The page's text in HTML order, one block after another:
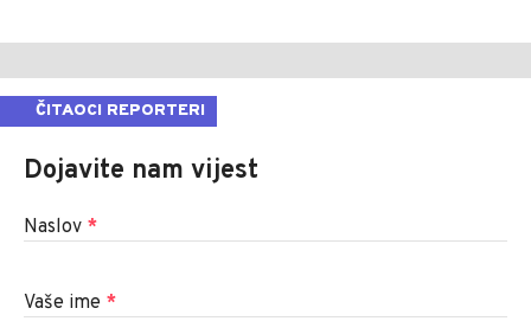
ČITAOCI REPORTERI
Dojavite nam vijest
Naslov *
Vaše ime *